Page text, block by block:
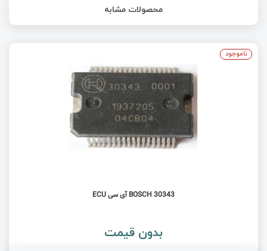
پروژه اندازه‌گیری فشار توسط سنسور BMP180
محصولات مشابه
BOSCH 30343 آی سی ECU
بدون قیمت
ناموجود